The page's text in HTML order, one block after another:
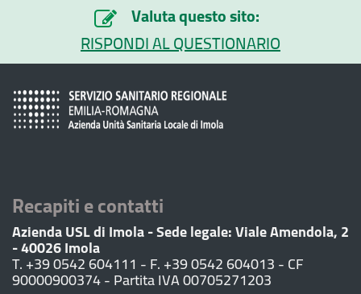
Valuta questo sito:
RISPONDI AL QUESTIONARIO
Recapiti e contatti
Azienda USL di Imola - Sede legale: Viale Amendola, 2
- 40026 Imola
T. +39 0542 604111 - F. +39 0542 604013 - CF
90000900374 - Partita IVA 00705271203